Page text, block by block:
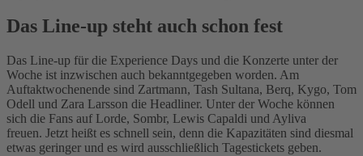
Das Line-up steht auch schon fest
Das Line-up für die Experience Days und die Konzerte unter der
Woche ist inzwischen auch bekanntgegeben worden. Am
Auftaktwochenende sind Zartmann, Tash Sultana, Berq, Kygo, Tom
Odell und Zara Larsson die Headliner. Unter der Woche können
sich die Fans auf Lorde, Sombr, Lewis Capaldi und Ayliva
freuen. Jetzt heißt es schnell sein, denn die Kapazitäten sind diesmal
etwas geringer und es wird ausschließlich Tagestickets geben.